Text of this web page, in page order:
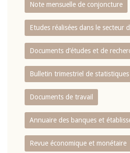
Note mensuelle de conjoncture
Etudes réalisées dans le secteur
Documents d’études et de
Bulletin trimestriel de statistiques
Documents de travail
Annuaire des banques et
Revue économique et monétaire